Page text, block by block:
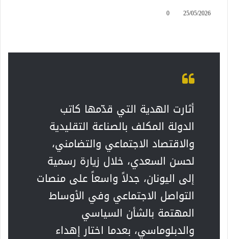
25/05/2026
0
أثارت الهدية التي قدّمها كاتب
الدولة المكلف بالصناعة التقليدية
والاقتصاد الاجتماعي والتضامني،
لحسن السعدي، خلال زيارة رسمية
إلى اليونان، جدلاً واسعاً على منصات
التواصل الاجتماعي وفي الأوساط
المهتمة بالشأن السياسي
والدبلوماسي، بعدما اختار إهداء